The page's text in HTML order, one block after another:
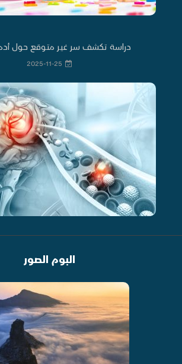
دراسة تكشف سر غير متوقع حول
2025-11-25
البوم الصور